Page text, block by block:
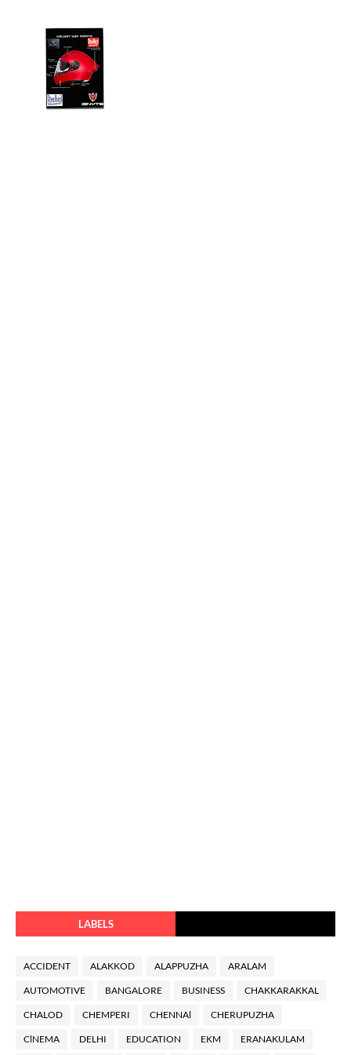
LABELS
ACCIDENT ALAKKOD ALAPPUZHA ARALAM
AUTOMOTIVE BANGALORE BUSINESS CHAKKARAKKAL
CHALOD CHEMPERI CHENNAl CHERUPUZHA
ClNEMA DELHI EDUCATION EKM ERANAKULAM